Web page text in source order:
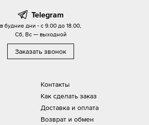
Контакты
Как сделать заказ
Доставка и оплата
Возврат и обмен
Telegram
в будние дни - с 9.00 до 18.00,
Сб, Вс — выходной
Заказать звонок